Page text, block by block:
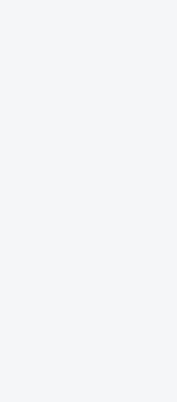
(meist ungewollt,
Kurz: Bei der
eigenen
beantworten.
räumliche
Und genau
"Wenn Enkel oft
unbedingt